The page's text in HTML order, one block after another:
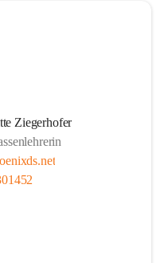
Ziegerhofer